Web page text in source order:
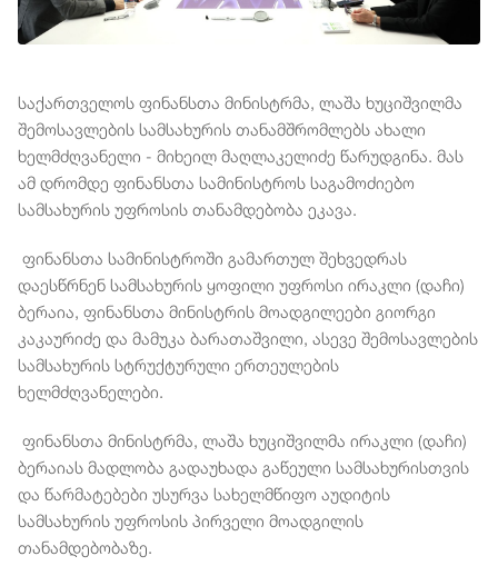
საქართველოს ფინანსთა მინისტრმა, ლაშა ხუციშვილმა
შემოსავლების სამსახურის თანამშრომლებს ახალი
ხელმძღვანელი - მიხეილ მაღლაკელიძე წარუდგინა. მას
ამ დრომდე ფინანსთა სამინისტროს საგამოძიებო
სამსახურის უფროსის თანამდებობა ეკავა.
ფინანსთა სამინისტროში გამართულ შეხვედრას
დაესწრნენ სამსახურის ყოფილი უფროსი ირაკლი (დაჩი)
ბერაია, ფინანსთა მინისტრის მოადგილეები გიორგი
კაკაურიძე და მამუკა ბარათაშვილი, ასევე შემოსავლების
სამსახურის სტრუქტურული ერთეულების
ხელმძღვანელები.
ფინანსთა მინისტრმა, ლაშა ხუციშვილმა ირაკლი (დაჩი)
ბერაიას მადლობა გადაუხადა გაწეული სამსახურისთვის
და წარმატებები უსურვა სახელმწიფო აუდიტის
სამსახურის უფროსის პირველი მოადგილის
თანამდებობაზე.